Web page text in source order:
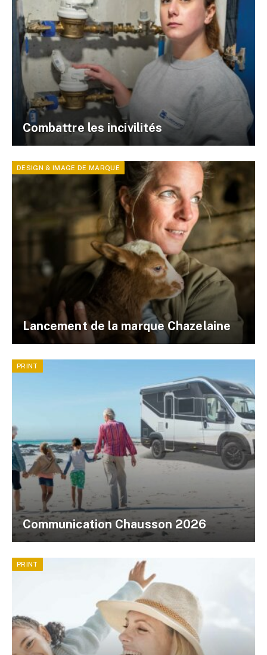
Combattre les incivilités
DESIGN & IMAGE DE MARQUE
Lancement de la marque Chazelaine
PRINT
Communication Chausson 2026
PRINT